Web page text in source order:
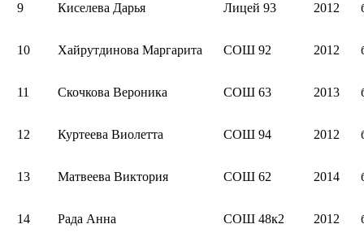
9 Киселева Дарья Лицей 93 2012
10 Хайрутдинова Маргарита СОШ 92 2012
11 Скочкова Вероника СОШ 63 2013
12 Куртеева Виолетта СОШ 94 2012
13 Матвеева Виктория СОШ 62 2014
14 Рада Анна СОШ 48к2 2012